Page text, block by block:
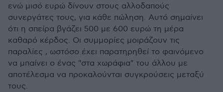
ενώ μισό ευρώ δίνουν στους αλλοδαπούς
συνεργάτες τους, για κάθε πώληση. Αυτό σημαίνει
ότι η σπείρα βγάζει 500 με 600 ευρώ τη μέρα
καθαρό κέρδος. Οι συμμορίες μοιράζουν τις
παραλίες , ωστόσο έχει παρατηρηθεί το φαινόμενο
να μπαίνει ο ένας "στα χωράφια" του άλλου με
αποτέλεσμα να προκαλούνται συγκρούσεις μεταξύ
τους.